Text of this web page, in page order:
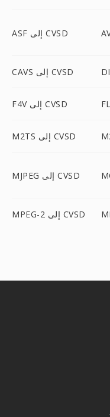
ASF إلى CVSD
CAVS إلى CVSD
F4V إلى CVSD
M2TS إلى CVSD
MJPEG إلى CVSD
MPEG-2 إلى CVSD